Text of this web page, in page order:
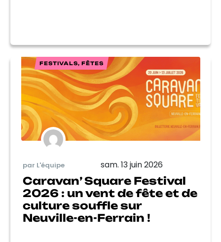
FESTIVALS, FÊTES
par L'équipe sam. 13 juin 2026
Caravan’ Square Festival
2026 : un vent de fête et de
culture souffle sur
Neuville-en-Ferrain !